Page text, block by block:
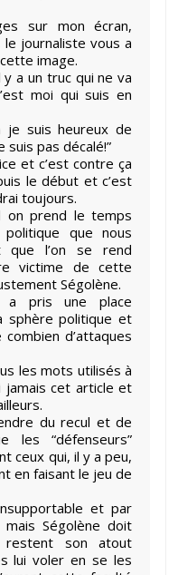
sur mon écran,
journaliste vous a
image.
y a un truc qui ne va
moi qui suis en
je suis heureux de
suis pas décalé!”
et c’est contre ça
le début et c’est
toujours.
on prend le temps
politique que nous
que l’on se rend
victime de cette
Ségolène.
a pris une place
sphère politique et
d’attaques
les mots utilisés à
jamais cet article et
du recul et de
les “défenseurs”
ceux qui, il y a peu,
en faisant le jeu de
et par
Ségolène doit
son atout
lui voler en se les